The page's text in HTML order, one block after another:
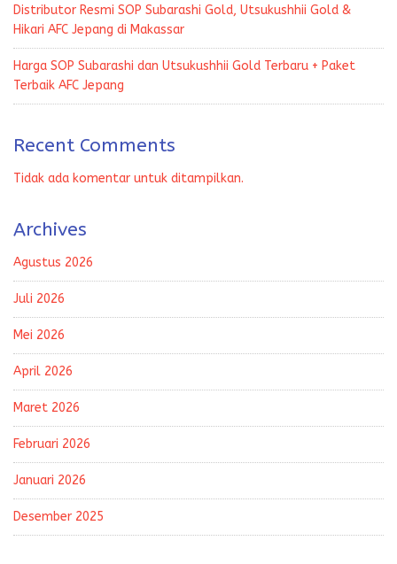
Distributor Resmi SOP Subarashi Gold, Utsukushhii Gold &
Hikari AFC Jepang di Makassar
Harga SOP Subarashi dan Utsukushhii Gold Terbaru + Paket
Terbaik AFC Jepang
Recent Comments
Tidak ada komentar untuk ditampilkan.
Archives
Agustus 2026
Juli 2026
Mei 2026
April 2026
Maret 2026
Februari 2026
Januari 2026
Desember 2025